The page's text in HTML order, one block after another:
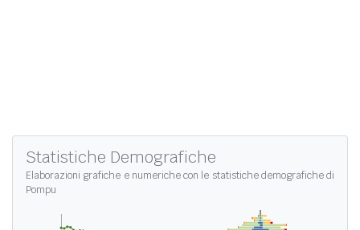
Statistiche Demografiche
Elaborazioni grafiche e numeriche con le statistiche demografiche di
Pompu